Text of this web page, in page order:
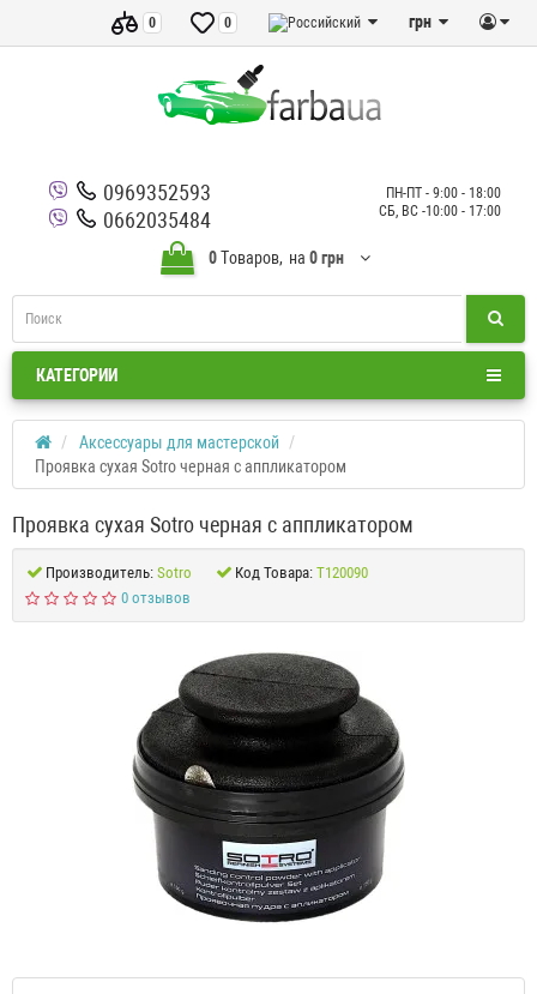
грн
0
0
0969352593
0662035484
ПН-ПТ - 9:00 - 18:00
СБ, ВС -10:00 - 17:00
0Tоваров, на 0 грн
КАТЕГОРИИ
Аксессуары для мастерской
Проявка сухая Sotro черная с аппликатором
Проявка сухая Sotro черная с аппликатором
Производитель: Sotro Код Товара: T120090
0 отзывов